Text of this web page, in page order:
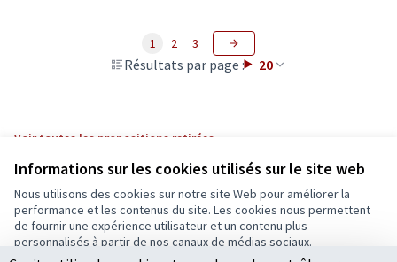
Informations sur les cookies utilisés sur le site web
Nous utilisons des cookies sur notre site Web pour améliorer la
performance et les contenus du site. Les cookies nous permettent
de fournir une expérience utilisateur et un contenu plus
personnalisés à partir de nos canaux de médias sociaux.
Résultats par page : 20
1 2 3
Voir toutes les propositions retirées
Conditions d'utilisation
Paramètres des cookies
Ecrivons Angers sur X
(Lien externe)
Ecrivons Angers sur Facebook
(Lien externe)